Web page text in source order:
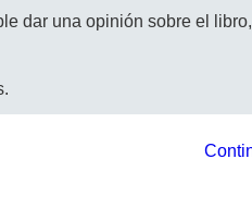
dar una opinión sobre el libro,